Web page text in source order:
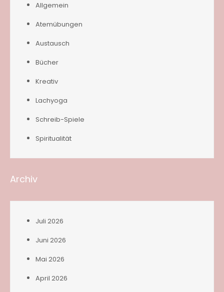
Allgemein
Atemübungen
Austausch
Bücher
Kreativ
Lachyoga
Schreib-Spiele
Spiritualität
Archiv
Juli 2026
Juni 2026
Mai 2026
April 2026